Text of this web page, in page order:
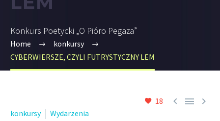
Konkurs Poetycki „O Pióro Pegaza”
Home
konkursy
CYBERWIERSZE, CZYLI FUTRYSTYCZNY LEM
18   
konkursy Wydarzenia